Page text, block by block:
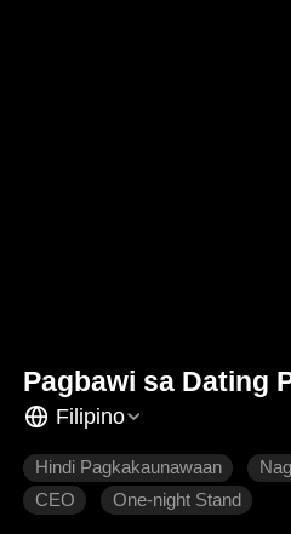
Pagbawi sa Dating
Filipino
Hindi Pagkakaunawaan
CEO
One-night Stand